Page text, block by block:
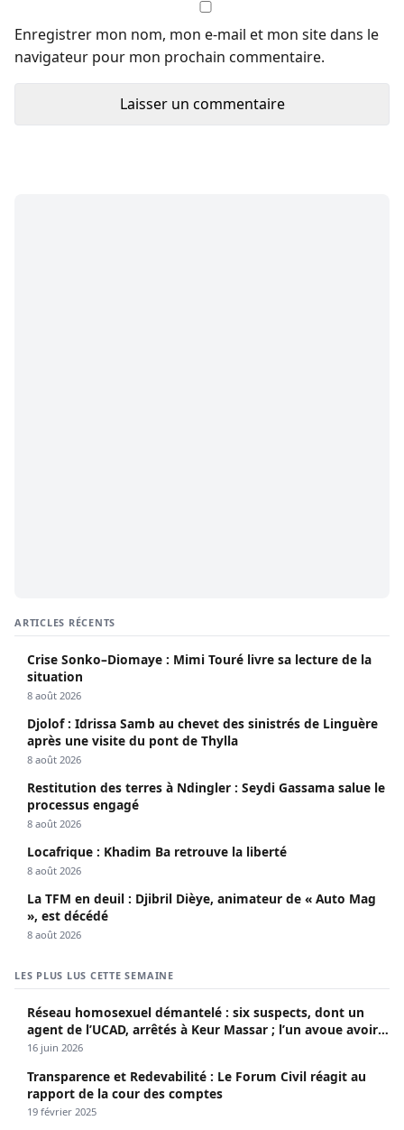
Enregistrer mon nom, mon e-mail et mon site dans le
navigateur pour mon prochain commentaire.
ARTICLES RÉCENTS
Crise Sonko–Diomaye : Mimi Touré livre sa lecture de la
situation
8 août 2026
Djolof : Idrissa Samb au chevet des sinistrés de Linguère
après une visite du pont de Thylla
8 août 2026
Restitution des terres à Ndingler : Seydi Gassama salue le
processus engagé
8 août 2026
Locafrique : Khadim Ba retrouve la liberté
8 août 2026
La TFM en deuil : Djibril Dièye, animateur de « Auto Mag
», est décédé
8 août 2026
LES PLUS LUS CETTE SEMAINE
Réseau homosexuel démantelé : six suspects, dont un
agent de l’UCAD, arrêtés à Keur Massar ; l’un avoue avoir
propagé le VIH depuis 2018
16 juin 2026
Transparence et Redevabilité : Le Forum Civil réagit au
rapport de la cour des comptes
19 février 2025